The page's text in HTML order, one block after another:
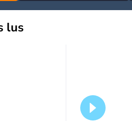
lus